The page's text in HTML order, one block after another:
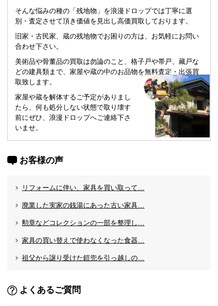
そんな悩みの種の「残地物」を浪漫ドロップでは丁寧に選
別・査定させて頂き価値を見出し高価買取しております。
旧家・古民家、蔵の残地物でお困りの方は、お気軽にお問い
合わせ下さい。
美術品や骨董品の買取は勿論のこと、格子戸や帯戸、藏戸な
どの建具類まで、家屋や蔵の中のお品物を無料査定・出張買
取致します。
家屋や蔵を解体するご予定がありまし
たら、何も処分しない状態で取り壊す
前にぜひ、浪漫ドロップへご連絡下さ
いませ。
お客様の声
リフォームに伴い、家具を買い取って…
廃業した実家の銭湯にあった古い家具…
勲章などコレクションの一部を整理し…
家具の買い替えで使わなくなった食器…
祖父から譲り受けた鎧兜を引っ越しの…
よくあるご質問